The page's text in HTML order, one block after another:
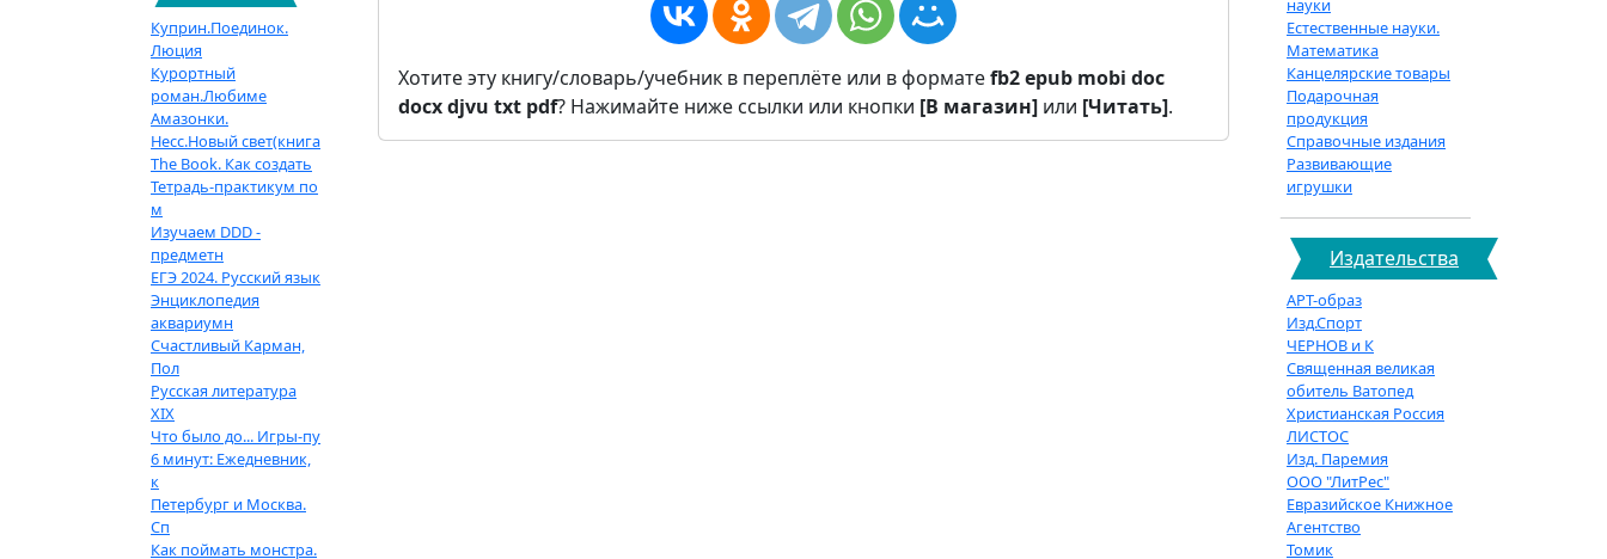
Куприн.Поединок.
Люция
Курортный
роман.Любиме
Амазонки.
Несс.Новый свет(книга
The Book. Как создать
Тетрадь-практикум по
м
Изучаем DDD -
предметн
ЕГЭ 2024. Русский язык
Энциклопедия
аквариумн
Счастливый Карман,
Пол
Русская литература
XIX
Что было до... Игры-пу
6 минут: Ежедневник,
к
Петербург и Москва.
Сп
Как поймать монстра.
Хотите эту книгу/словарь/учебник в переплёте или в форматеfb2epub mobi doc
docxdjvu txt pdf? Нажимайте ниже ссылки или кнопки [В магазин] или [Читать].
науки
Естественные науки.
Математика
Канцелярские товары
Подарочная
продукция
Справочные издания
Развивающие
игрушки
Издательства
АРТ-образ
Изд.Спорт
ЧЕРНОВ и К
Священная великая
обитель Ватопед
Христианская Россия
ЛИСТОС
Изд. Паремия
ООО "ЛитРес"
Евразийское Книжное
Агентство
Томик